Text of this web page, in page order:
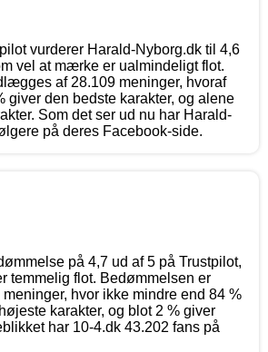
vurderer Harald-Nyborg.dk til 4,6
vel at mærke er ualmindeligt flot.
af 28.109 meninger, hvoraf
giver den bedste karakter, og alene
Som det ser ud nu har Harald-
på deres Facebook-side.
på 4,7 ud af 5 på Trustpilot,
temmelig flot. Bedømmelsen er
hvor ikke mindre end 84 %
karakter, og blot 2 % giver
har 10-4.dk 43.202 fans på